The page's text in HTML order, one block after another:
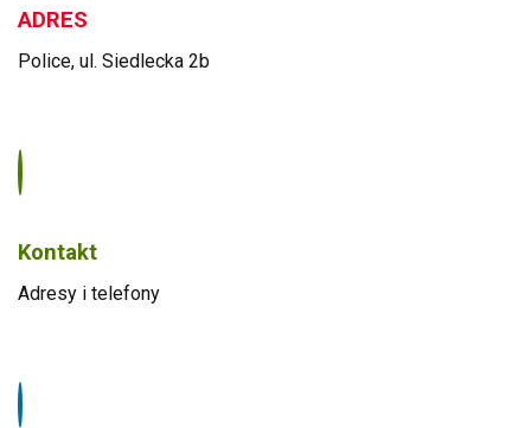
ADRES
Police, ul. Siedlecka 2b
Kontakt
Adresy i telefony